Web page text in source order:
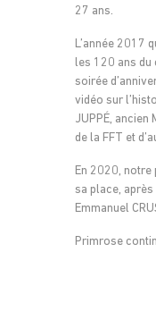
27 ans.
L’année 2017
les 120 ans du
soirée
vidéo sur
JUPPÉ, ancien
de la FFT et
En 2020, notre
sa place, après
Emmanuel
Primrose